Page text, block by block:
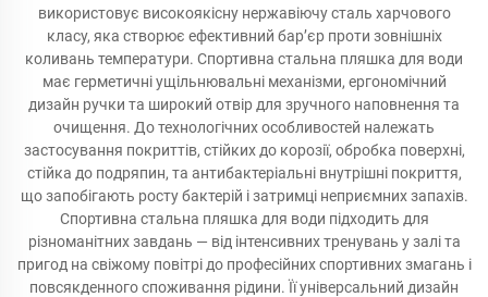
використовує високоякісну нержавіючу сталь харчового
класу, яка створює ефективний бар’єр проти зовнішніх
коливань температури. Спортивна стальна пляшка для води
має герметичні ущільнювальні механізми, ергономічний
дизайн ручки та широкий отвір для зручного наповнення та
очищення. До технологічних особливостей належать
застосування покриттів, стійких до корозії, обробка поверхні,
стійка до подряпин, та антибактеріальні внутрішні покриття,
що запобігають росту бактерій і затримці неприємних запахів.
Спортивна стальна пляшка для води підходить для
різноманітних завдань — від інтенсивних тренувань у залі та
пригод на свіжому повітрі до професійних спортивних змагань і
повсякденного споживання рідини. Її універсальний дизайн